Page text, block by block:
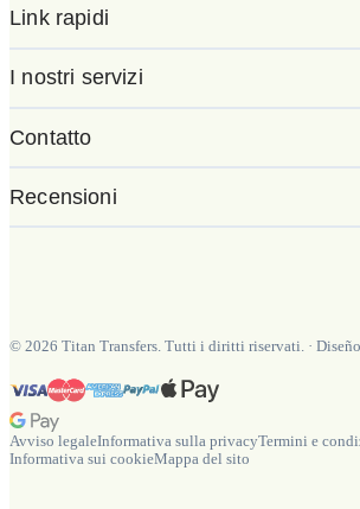
Link rapidi
I nostri servizi
Contatto
Recensioni
© 2026 Titan Transfers. Tutti i diritti riservati. ·
Avviso legaleInformativa sulla privacyTermini e
Informativa sui cookieMappa del sito